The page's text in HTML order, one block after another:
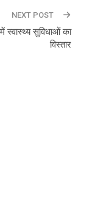
NEXT POST
सुविधाओं का
विस्तार